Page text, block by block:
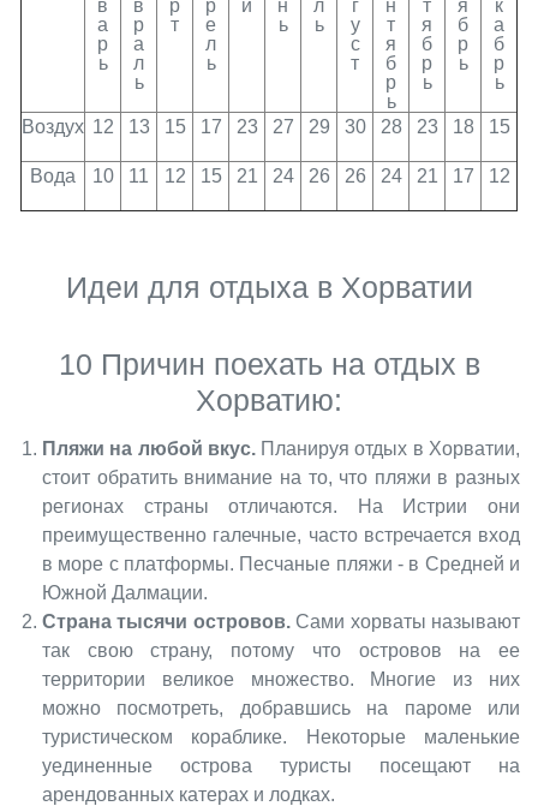
в
а
р
ь
в
р
а
л
ь
р
т
р
е
л
ь
й
н
ь
л
ь
г
у
с
т
н
т
я
б
р
ь
т
я
б
р
ь
я
б
р
ь
к
а
б
р
ь
Воздух 12 13 15 17 23 27 29 30 28 23 18 15
Вода 10 11 12 15 21 24 26 26 24 21 17 12
Идеи для отдыха в Хорватии
10 Причин поехать на отдых в
Хорватию:
Пляжи на любой вкус. Планируя отдых в Хорватии,
стоит обратить внимание на то, что пляжи в разных
регионах страны отличаются. На Истрии они
преимущественно галечные, часто встречается вход
в море с платформы. Песчаные пляжи - в Средней и
Южной Далмации.
Страна тысячи островов. Сами хорваты называют
так свою страну, потому что островов на ее
территории великое множество. Многие из них
можно посмотреть, добравшись на пароме или
туристическом кораблике. Некоторые маленькие
уединенные острова туристы посещают на
арендованных катерах и лодках.